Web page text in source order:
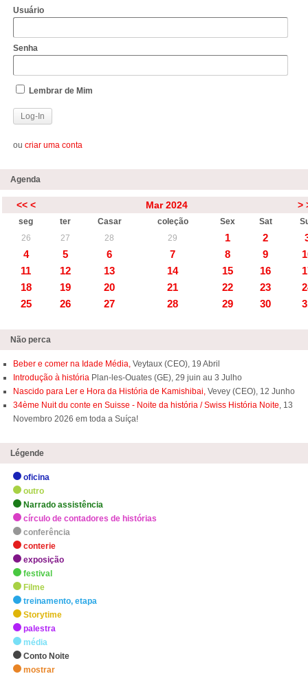
Usuário
Senha
Lembrar de Mim
ou criar uma conta
Agenda
<< < Mar 2024 >
seg ter Casar coleção Sex Sat
26
27 28 29 1 2
4
5 6 7 8 9
11
12 13 14 15 16
18
19 20 21 22 23
25
26 27 28 29 30
Não perca
Beber e comer na Idade Média, Veytaux (CEO), 19 Abril
Introdução à história Plan-les-Ouates (GE), 29 juin au 3 Julho
Nascido para Ler e Hora da História de Kamishibai, Vevey (CEO), 12 Junho
34ème Nuit du conte en Suisse - Noite da história / Swiss História Noite, 13
Novembro 2026 em toda a Suíça!
Légende
oficina
outro
Narrado assistência
círculo de contadores de histórias
conferência
conterie
exposição
festival
Filme
treinamento, etapa
Storytime
palestra
média
Conto Noite
mostrar